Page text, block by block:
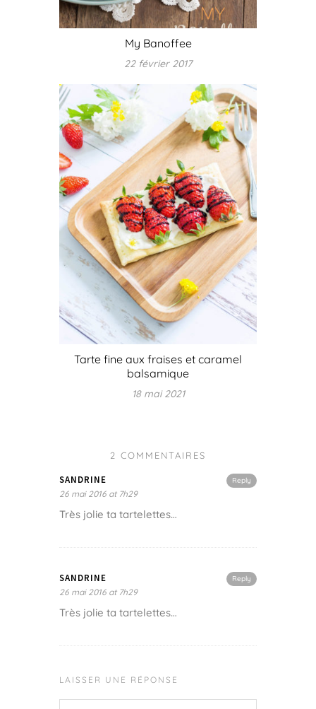
My Banoffee
22 février 2017
Tarte fine aux fraises et caramel
balsamique
18 mai 2021
2 COMMENTAIRES
Reply
SANDRINE
26 mai 2016 at 7h29
Très jolie ta tartelettes…
Reply
SANDRINE
26 mai 2016 at 7h29
Très jolie ta tartelettes…
LAISSER UNE RÉPONSE